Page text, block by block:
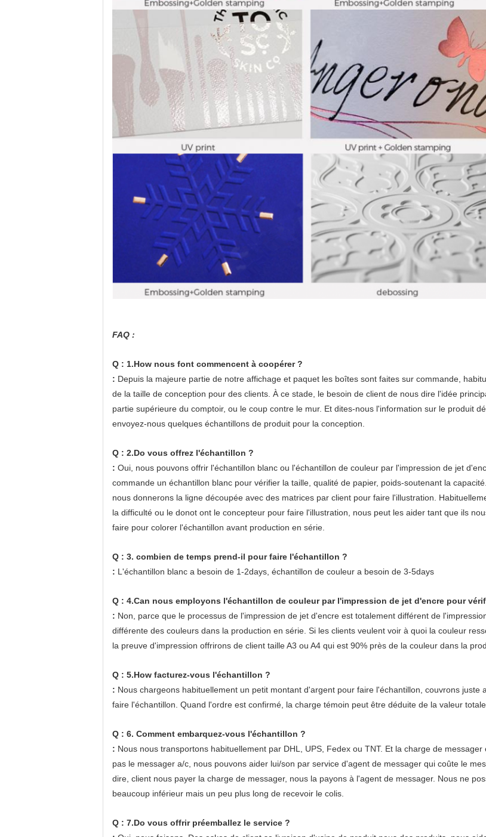
FAQ :
Q : 1.How nous font commencent à coopérer ?
: Depuis la majeure partie de notre affichage et paquet les boîtes sont faites sur commande,
de la taille de conception pour des clients. À ce stade, le besoin de client de nous dire l'idée
partie supérieure du comptoir, ou le coup contre le mur. Et dites-nous l'information sur le produit
envoyez-nous quelques échantillons de produit pour la conception.
Q : 2.Do vous offrez l'échantillon ?
: Oui, nous pouvons offrir l'échantillon blanc ou l'échantillon de couleur par l'impression de jet
commande un échantillon blanc pour vérifier la taille, qualité de papier, poids-soutenant la
nous donnerons la ligne découpée avec des matrices par client pour faire l'illustration.
la difficulté ou le donot ont le concepteur pour faire l'illustration, nous peut les aider tant que ils
faire pour colorer l'échantillon avant production en série.
Q : 3. combien de temps prend-il pour faire l'échantillon ?
: L'échantillon blanc a besoin de 1-2days, échantillon de couleur a besoin de 3-5days
Q : 4.Can nous employons l'échantillon de couleur par l'impression de jet d'encre pour
: Non, parce que le processus de l'impression de jet d'encre est totalement différent de
différente des couleurs dans la production en série. Si les clients veulent voir à quoi la couleur
la preuve d'impression offrirons de client taille A3 ou A4 qui est 90% près de la couleur dans la
Q : 5.How facturez-vous l'échantillon ?
: Nous chargeons habituellement un petit montant d'argent pour faire l'échantillon, couvrons
faire l'échantillon. Quand l'ordre est confirmé, la charge témoin peut être déduite de la valeur
Q : 6. Comment embarquez-vous l'échantillon ?
: Nous nous transportons habituellement par DHL, UPS, Fedex ou TNT. Et la charge de
pas le messager a/c, nous pouvons aider lui/son par service d'agent de messager qui coûte le
dire, client nous payer la charge de messager, nous la payons à l'agent de messager. Nous ne
beaucoup inférieur mais un peu plus long de recevoir le colis.
Q : 7.Do vous offrir préemballez le service ?